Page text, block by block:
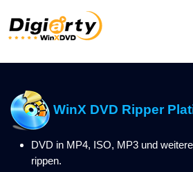
WinX DVD Ripper
DVD in MP4, ISO, MP3 und
rippen.